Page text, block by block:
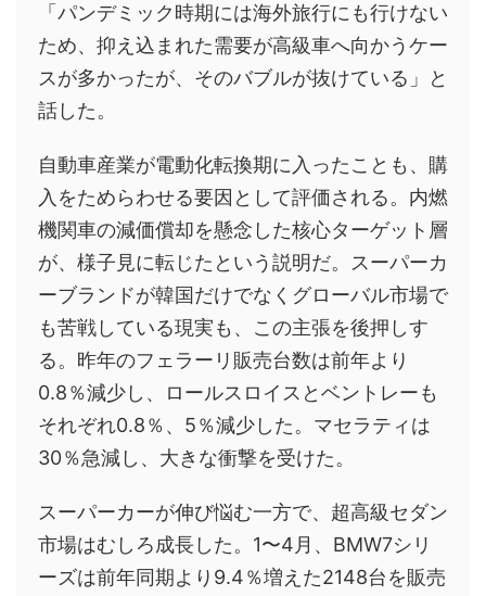
「パンデミック時期には海外旅行にも行けない
ため、抑え込まれた需要が高級車へ向かうケー
スが多かったが、そのバブルが抜けている」と
話した。
自動車産業が電動化転換期に入ったことも、購
入をためらわせる要因として評価される。内燃
機関車の減価償却を懸念した核心ターゲット層
が、様子見に転じたという説明だ。スーパーカ
ーブランドが韓国だけでなくグローバル市場で
も苦戦している現実も、この主張を後押しす
る。昨年のフェラーリ販売台数は前年より
0.8％減少し、ロールスロイスとベントレーも
それぞれ0.8％、5％減少した。マセラティは
30％急減し、大きな衝撃を受けた。
スーパーカーが伸び悩む一方で、超高級セダン
市場はむしろ成長した。1〜4月、BMW7シリ
ーズは前年同期より9.4％増えた2148台を販売